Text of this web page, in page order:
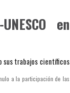
en
sus trabajos científicos
a la participación de las